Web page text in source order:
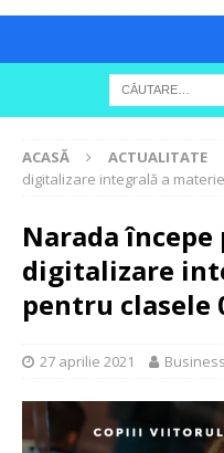
ACASĂ ACTUALITATE
digitalizare integrală a
Narada
digitalizare
pentru clasele
27 aprilie 2021